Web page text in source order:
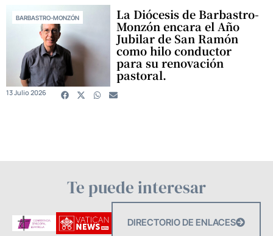
BARBASTRO-MONZÓN La Diócesis de Barbastro-
Monzón encara el Año
Jubilar de San Ramón
como hilo conductor
para su renovación
pastoral.
13 Julio 2026
Te puede interesar
DIRECTORIO DE ENLACES